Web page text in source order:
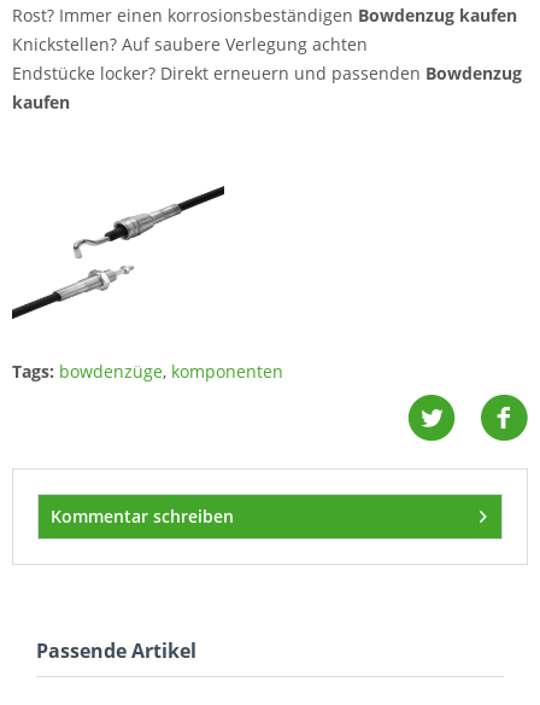
Rost? Immer einen korrosionsbeständigen Bowdenzug kaufen
Knickstellen? Auf saubere Verlegung achten
Endstücke locker? Direkt erneuern und passenden Bowdenzug
kaufen
Tags: bowdenzüge, komponenten
Kommentar schreiben
Passende Artikel